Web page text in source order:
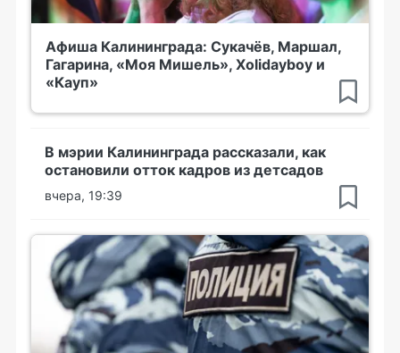
Афиша Калининграда: Сукачёв, Маршал,
Гагарина, «Моя Мишель», Xolidayboy и
«Кауп»
В мэрии Калининграда рассказали, как
остановили отток кадров из детсадов
вчера, 19:39